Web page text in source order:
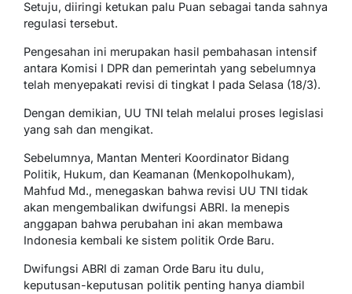
Setuju, diiringi ketukan palu Puan sebagai tanda sahnya
regulasi tersebut.
Pengesahan ini merupakan hasil pembahasan intensif
antara Komisi I DPR dan pemerintah yang sebelumnya
telah menyepakati revisi di tingkat I pada Selasa (18/3).
Dengan demikian, UU TNI telah melalui proses legislasi
yang sah dan mengikat.
Sebelumnya, Mantan Menteri Koordinator Bidang
Politik, Hukum, dan Keamanan (Menkopolhukam),
Mahfud Md., menegaskan bahwa revisi UU TNI tidak
akan mengembalikan dwifungsi ABRI. Ia menepis
anggapan bahwa perubahan ini akan membawa
Indonesia kembali ke sistem politik Orde Baru.
Dwifungsi ABRI di zaman Orde Baru itu dulu,
keputusan-keputusan politik penting hanya diambil